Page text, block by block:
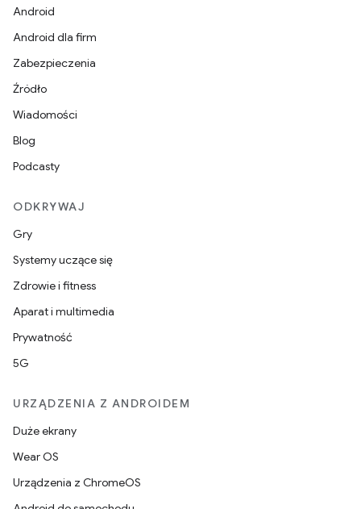
Android
Android dla firm
Zabezpieczenia
Źródło
Wiadomości
Blog
Podcasty
ODKRYWAJ
Gry
Systemy uczące się
Zdrowie i fitness
Aparat i multimedia
Prywatność
5G
URZĄDZENIA Z ANDROIDEM
Duże ekrany
Wear OS
Urządzenia z ChromeOS